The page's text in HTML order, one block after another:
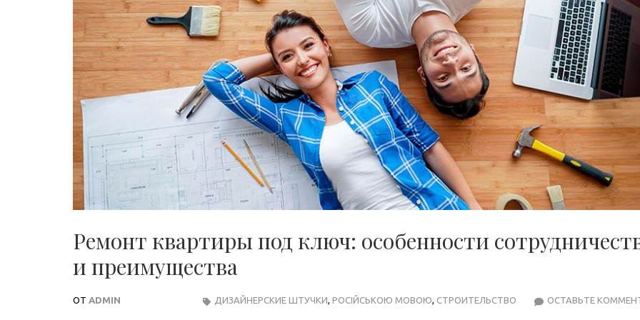
Ремонт квартиры под ключ: особенности
и преимущества
ОТ ADMIN ОСТАВЬТЕ
ДИЗАЙНЕРСКИЕ ШТУЧКИ РОСІЙСЬКОЮ МОВОЮ СТРОИТЕЛЬСТВО